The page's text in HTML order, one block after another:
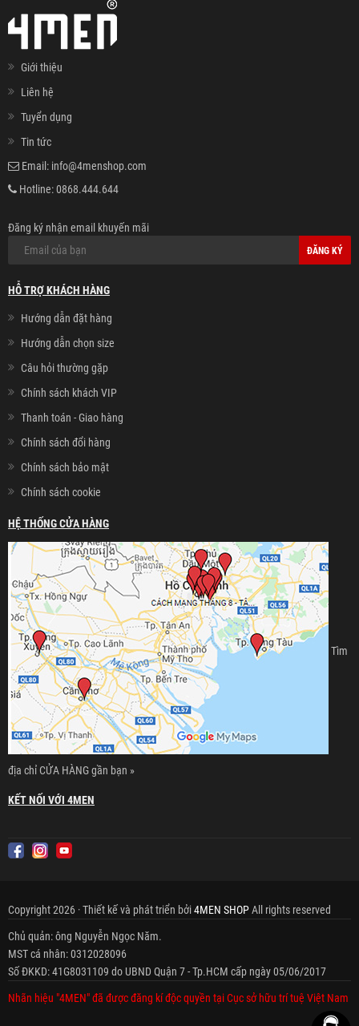
Giới thiệu
Liên hệ
Tuyển dụng
Tin tức
Email: info@4menshop.com
Hotline:0868.444.644
Đăng ký nhận email khuyến mãi
ĐĂNG KÝ
HỖ TRỢ KHÁCH HÀNG
Hướng dẫn đặt hàng
Hướng dẫn chọn size
Câu hỏi thường gặp
Chính sách khách VIP
Thanh toán - Giao hàng
Chính sách đổi hàng
Chính sách bảo mật
Chính sách cookie
HỆ THỐNG CỬA HÀNG
Tìm
địa chỉ CỬA HÀNG gần bạn »
KẾT NỐI VỚI 4MEN
Copyright 2026 · Thiết kế và phát triển bởi4MEN SHOPAll rights reserved
Chủ quản: ông Nguyễn Ngọc Năm.
MST cá nhân: 0312028096
Số ĐKKD: 41G8031109 do UBND Quận 7 - Tp.HCM cấp ngày 05/06/2017
Nhãn hiệu "4MEN" đã được đăng kí độc quyền tại Cục sở hữu trí tuệ Việt Nam